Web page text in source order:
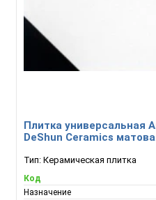
Плитка универсальная
DeShun Ceramics
Тип: Керамическая плитка
Код
Назначение